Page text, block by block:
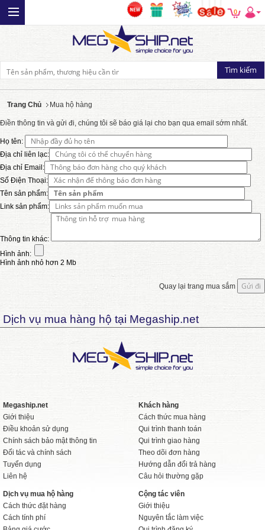
0
Trang Chủ Mua hộ hàng
Điền thông tin và gửi đi, chúng tôi sẽ báo giá lại cho bạn qua email sớm nhất.
Họ tên:
Địa chỉ liên lạc:
Địa chỉ Email:
Số Điện Thoại:
Tên sản phẩm:
Link sản phẩm:
Thông tin khác:
Hình ảnh:
Hình ảnh nhỏ hơn 2 Mb
Quay lại trang mua sắm
Dịch vụ mua hàng hộ tại Megaship.net
Megaship.net
Giới thiệu
Điều khoản sử dụng
Chính sách bảo mật thông tin
Đối tác và chính sách
Tuyển dụng
Liên hệ
Khách hàng
Cách thức mua hàng
Qui trình thanh toán
Qui trình giao hàng
Theo dõi đơn hàng
Hướng dẫn đổi trả hàng
Câu hỏi thường gặp
Dịch vụ mua hộ hàng
Cách thức đặt hàng
Cách tính phí
Cộng tác viên
Giới thiệu
Nguyên tắc làm việc